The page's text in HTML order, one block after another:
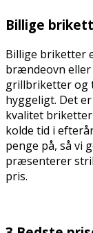
Billige
Billige briketter
brændeovn eller
grillbriketter og
hyggeligt. Det
kvalitet
kolde tid i
penge på, så vi
præsenterer
pris.